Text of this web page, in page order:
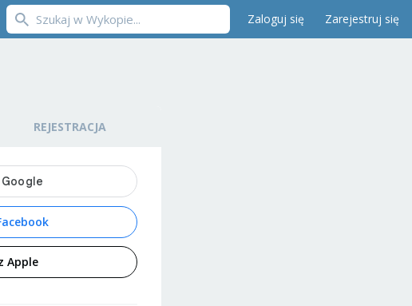
Zaloguj się Zarejestruj się
REJESTRACJA
Apple